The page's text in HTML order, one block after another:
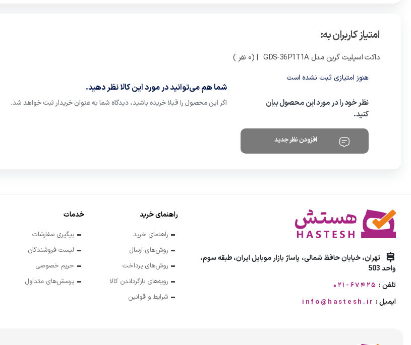
امتیاز کاربران به:
داکت اسپلیت گرین مدل GDS-36P1T1A | (0 نفر )
هنوز امتیازی ثبت نشده است
نظر خود را در مورد این محصول بیان
کنید.
افزودن نظر جدید
شما هم می‌توانید در مورد این کالا نظر دهید.
اگر این محصول را قبلا خریده باشید، دیدگاه شما به عنوان خریدار ثبت خواهد شد.
تهران، خیابان حافظ شمالی، پاساژ بازار موبایل ایران، طبقه سوم،
واحد 503
تلفن : 021-67425
ایمیل : info@hastesh.ir
راهنمای خرید
راهنمای خرید
روش‌های ارسال
روش‌های پرداخت
رویه‌های بازگرداندن کالا
شرایط و قوانین
خدمات
پیگیری سفارشات
لیست فروشندگان
حریم خصوصی
پرسش‌های متداول